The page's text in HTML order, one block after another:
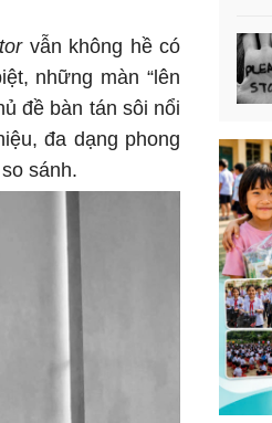
vẫn không hề có
những màn “lên
đề bàn tán sôi nổi
đa dạng phong
sánh.